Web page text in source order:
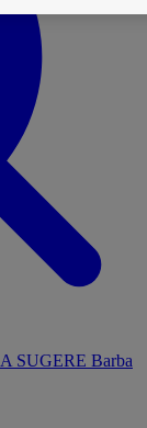
SUGERE Barba